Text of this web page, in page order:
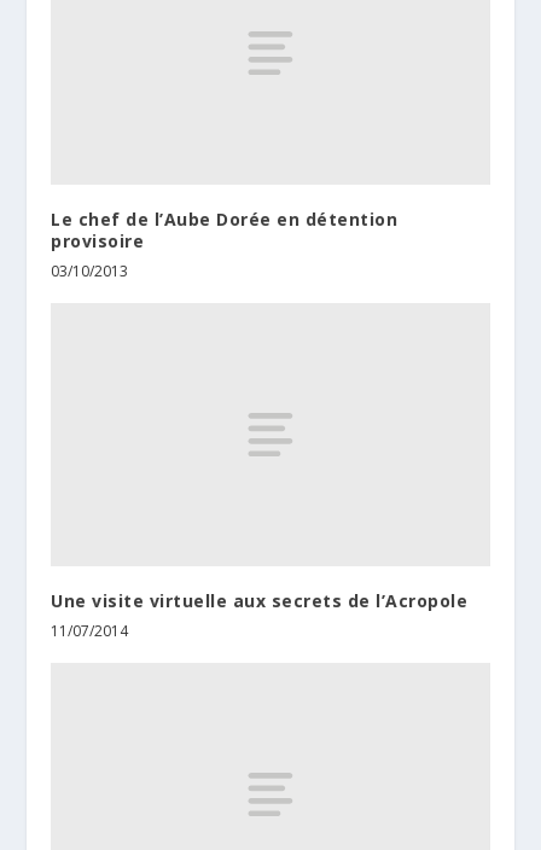
Le chef de l’Aube Dorée en détention
provisoire
03/10/2013
Une visite virtuelle aux secrets de l’Acropole
11/07/2014